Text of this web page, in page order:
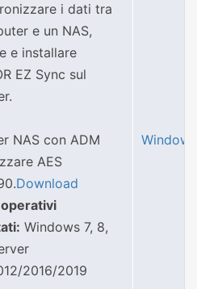
i dati tra
e un NAS,
e installare
EZ Sync sul
NAS con ADM
AES
Download
Windows 7, 8,
2016/2019
Windows